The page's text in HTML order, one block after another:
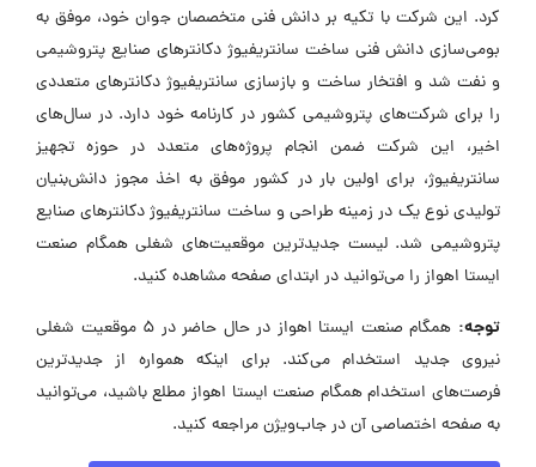
کرد. این شرکت با تکیه بر دانش فنی متخصصان جوان خود، موفق به
بومی‌سازی دانش فنی ساخت سانتریفیوژ دکانترهای صنایع پتروشیمی
و نفت شد و افتخار ساخت و بازسازی سانتریفیوژ دکانترهای متعددی
را برای شرکت‌های پتروشیمی کشور در کارنامه خود دارد. در سال‌های
اخیر، این شرکت ضمن انجام پروژه‌های متعدد در حوزه تجهیز
سانتریفیوژ، برای اولین بار در کشور موفق به اخذ مجوز دانش‌بنیان
تولیدی نوع یک در زمینه طراحی و ساخت سانتریفیوژ دکانترهای صنایع
پتروشیمی شد. لیست جدیدترین موقعیت‌های شغلی همگام صنعت
ایستا اهواز را می‌توانید در ابتدای صفحه مشاهده کنید.
توجه:
همگام صنعت ایستا اهواز در حال حاضر در ۵ موقعیت شغلی
نیروی جدید استخدام می‌کند. برای اینکه همواره از جدیدترین
فرصت‌های استخدام همگام صنعت ایستا اهواز مطلع باشید، می‌توانید
به صفحه اختصاصی آن در جاب‌ویژن مراجعه کنید.